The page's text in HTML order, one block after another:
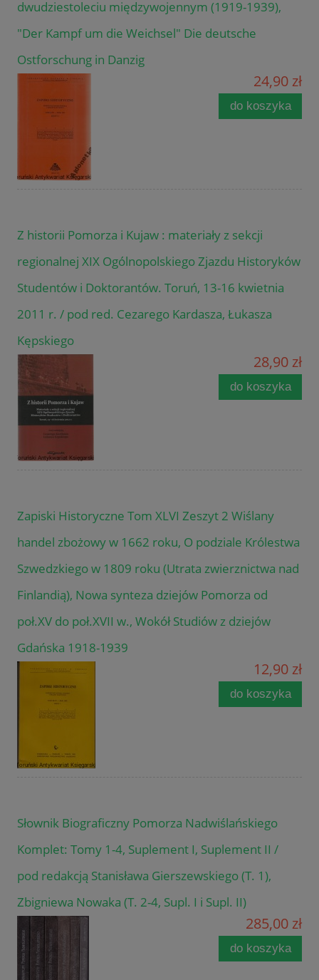
dwudziestoleciu międzywojennym (1919-1939),
"Der Kampf um die Weichsel" Die deutsche
Ostforschung in Danzig
24,90 zł
do koszyka
Z historii Pomorza i Kujaw : materiały z sekcji
regionalnej XIX Ogólnopolskiego Zjazdu Historyków
Studentów i Doktorantów. Toruń, 13-16 kwietnia
2011 r. / pod red. Cezarego Kardasza, Łukasza
Kępskiego
28,90 zł
do koszyka
Zapiski Historyczne Tom XLVI Zeszyt 2 Wiślany
handel zbożowy w 1662 roku, O podziale Królestwa
Szwedzkiego w 1809 roku (Utrata zwierznictwa nad
Finlandią), Nowa synteza dziejów Pomorza od
poł.XV do poł.XVII w., Wokół Studiów z dziejów
Gdańska 1918-1939
12,90 zł
do koszyka
Słownik Biograficzny Pomorza Nadwiślańskiego
Komplet: Tomy 1-4, Suplement I, Suplement II /
pod redakcją Stanisława Gierszewskiego (T. 1),
Zbigniewa Nowaka (T. 2-4, Supl. I i Supl. II)
285,00 zł
do koszyka